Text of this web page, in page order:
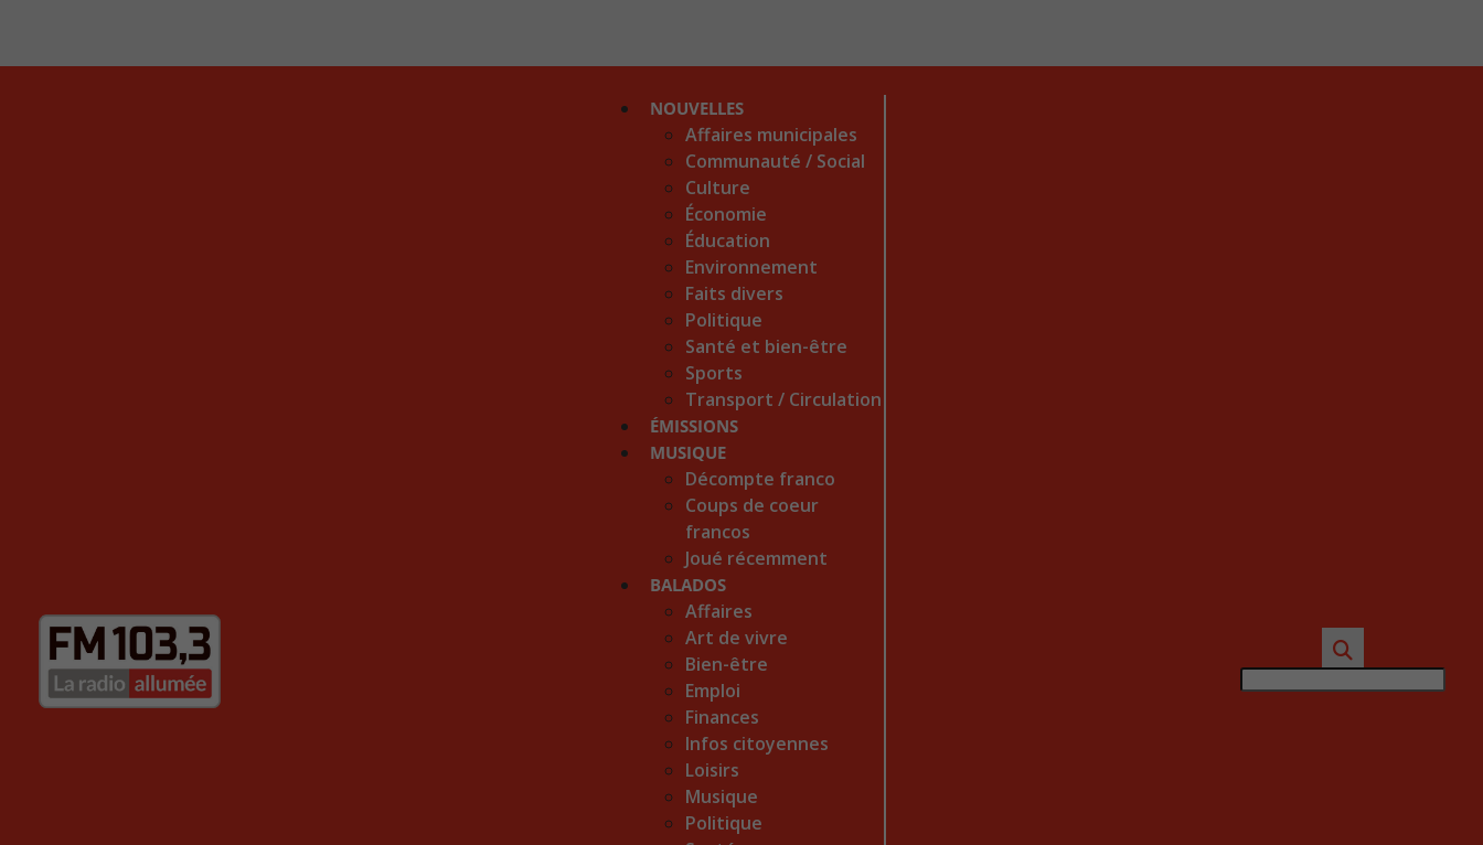
NOUVELLES
Affaires municipales
Communauté / Social
Culture
Économie
Éducation
Environnement
Faits divers
Politique
Santé et bien-être
Sports
Transport / Circulation
ÉMISSIONS
MUSIQUE
Décompte franco
Coups de coeur
francos
Joué récemment
BALADOS
Affaires
Art de vivre
Bien-être
Emploi
Finances
Infos citoyennes
Loisirs
Musique
Politique